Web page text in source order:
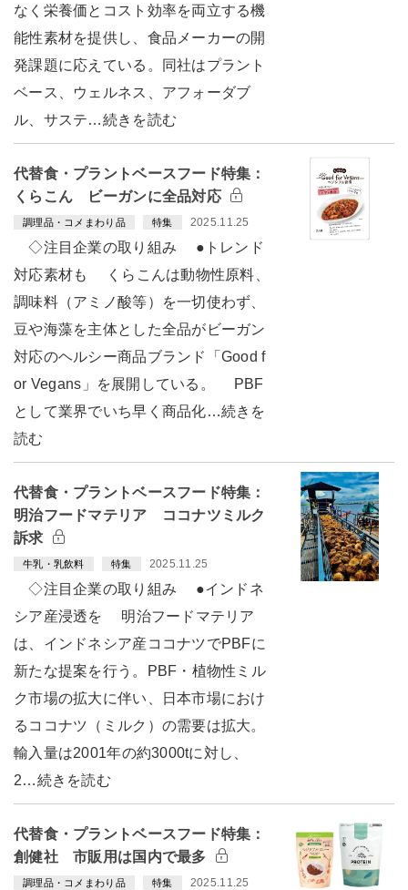
なく栄養価とコスト効率を両立する機
能性素材を提供し、食品メーカーの開
発課題に応えている。同社はプラント
ベース、ウェルネス、アフォーダブ
ル、サステ…続きを読む
代替食・プラントベースフード特集：
くらこん ビーガンに全品対応
調理品・コメまわり品 特集 2025.11.25
◇注目企業の取り組み ●トレンド
対応素材も くらこんは動物性原料、
調味料（アミノ酸等）を一切使わず、
豆や海藻を主体とした全品がビーガン
対応のヘルシー商品ブランド「Good f
or Vegans」を展開している。 PBF
として業界でいち早く商品化…続きを
読む
代替食・プラントベースフード特集：
明治フードマテリア ココナツミルク
訴求
牛乳・乳飲料 特集 2025.11.25
◇注目企業の取り組み ●インドネ
シア産浸透を 明治フードマテリア
は、インドネシア産ココナツでPBFに
新たな提案を行う。PBF・植物性ミル
ク市場の拡大に伴い、日本市場におけ
るココナツ（ミルク）の需要は拡大。
輸入量は2001年の約3000tに対し、
2…続きを読む
代替食・プラントベースフード特集：
創健社 市販用は国内で最多
調理品・コメまわり品 特集 2025.11.25